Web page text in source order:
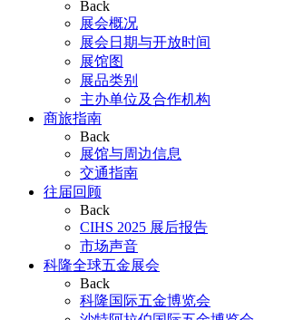
Back
展会概况
展会日期与开放时间
展馆图
展品类别
主办单位及合作机构
商旅指南
Back
展馆与周边信息
交通指南
往届回顾
Back
CIHS 2025 展后报告
市场声音
科隆全球五金展会
Back
科隆国际五金博览会